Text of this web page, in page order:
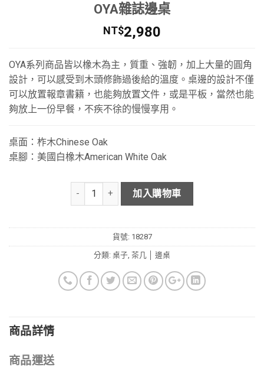
OYA雜誌邊桌
NT$2,980
OYA系列商品皆以橡木為主，質重、強韌，加上大量的圓角
設計，可以感受到木頭修飾過後給的溫度。桌邊的設計不僅
可以放置報章書籍，也能夠放置文件，或是平板，當然也能
夠放上一份早餐，不疾不徐的慢慢享用。
桌面：柞木Chinese Oak
桌腳：美國白橡木American White Oak
加入購物車
貨號: 18287
分類: 桌子 茶几 │ 邊桌
商品詳情
商品運送